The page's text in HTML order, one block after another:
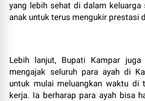
yang lebih sehat di dalam keluarga
anak untuk terus mengukir prestasi
​Lebih lanjut, Bupati Kampar juga
mengajak seluruh para ayah di
untuk mulai meluangkan waktu di
kerja. Ia berharap para ayah bisa